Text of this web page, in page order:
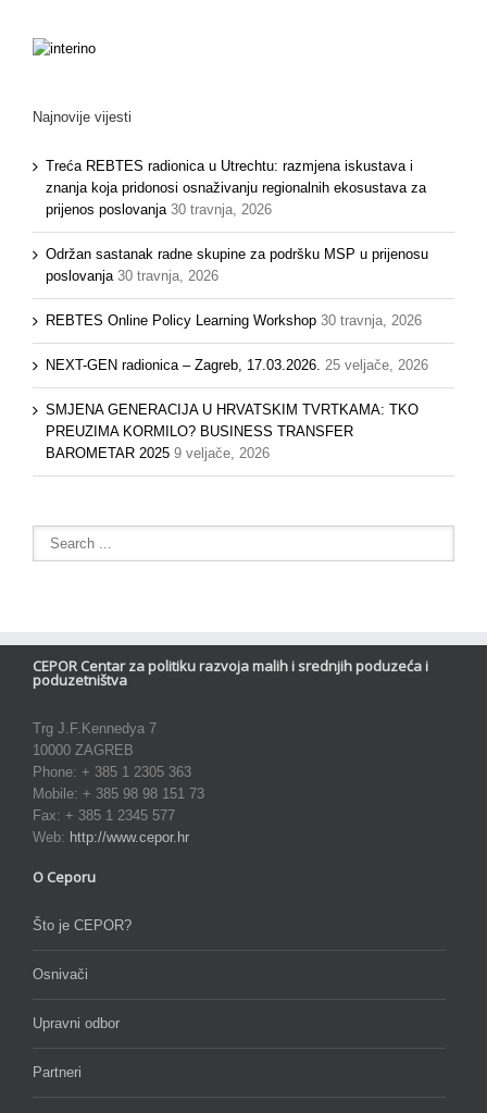
Najnovije vijesti
Treća REBTES radionica u Utrechtu: razmjena iskustava i
znanja koja pridonosi osnaživanju regionalnih ekosustava za
prijenos poslovanja 30 travnja, 2026
Održan sastanak radne skupine za podršku MSP u prijenosu
poslovanja 30 travnja, 2026
REBTES Online Policy Learning Workshop 30 travnja, 2026
NEXT-GEN radionica – Zagreb, 17.03.2026. 25 veljače, 2026
SMJENA GENERACIJA U HRVATSKIM TVRTKAMA: TKO
PREUZIMA KORMILO? BUSINESS TRANSFER
BAROMETAR 2025 9 veljače, 2026
CEPOR Centar za politiku razvoja malih i srednjih poduzeća i
poduzetništva
Trg J.F.Kennedya 7
10000 ZAGREB
Phone: + 385 1 2305 363
Mobile: + 385 98 98 151 73
Fax: + 385 1 2345 577
Web: http://www.cepor.hr
O Ceporu
Što je CEPOR?
Osnivači
Upravni odbor
Partneri